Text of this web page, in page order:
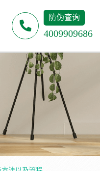
防伪查询
4009909686